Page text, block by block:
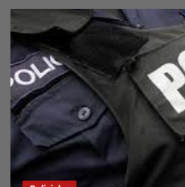
5.ª
Edición
Diálogos
y
Saberes